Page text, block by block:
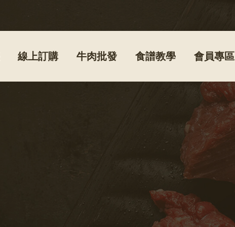
線上訂購 牛肉批發 食譜教學 會員專區